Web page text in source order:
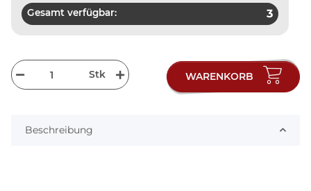
Gesamt verfügbar: 3
Stk WARENKORB
Beschreibung